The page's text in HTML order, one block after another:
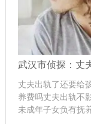
武汉市侦探：丈
丈夫出轨了还要给
养费吗丈夫出轨不
未成年子女负有抚